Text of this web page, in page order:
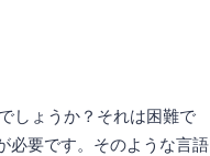
しょうか？それは困難で
必要です。そのような言語